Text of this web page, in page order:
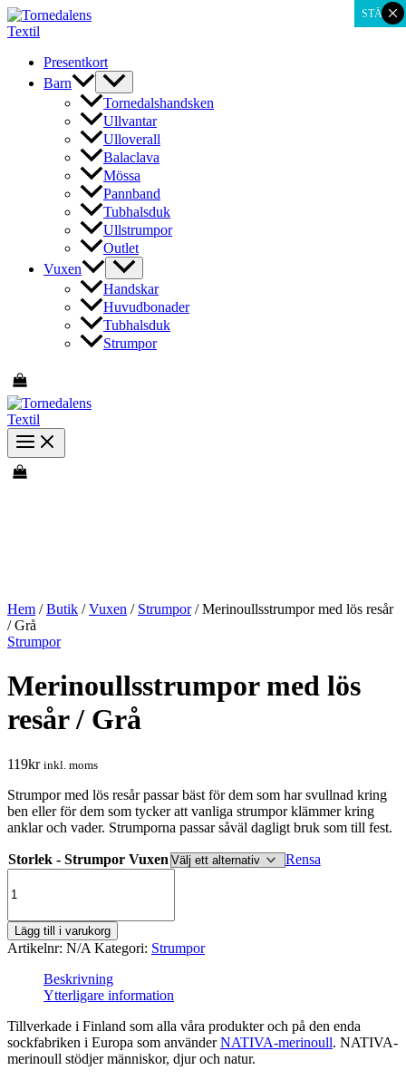
Hoppa
till
Presentkort
Barn
Tornedalshandsken
Ullvantar
Ulloverall
Balaclava
Mössa
Pannband
Tubhalsduk
Ullstrumpor
Outlet
Vuxen
Handskar
Huvudbonader
Tubhalsduk
Strumpor
Hem /Butik /Vuxen / Strumpor/ Merinoullsstrumpor med lös resår
/ Grå
Strumpor
Merinoullsstrumpor med lös
resår / Grå
119kr inkl. moms
Strumpor med lös resår passar bäst för dem som har svullnad kring
ben eller för dem som tycker att vanliga strumpor klämmer kring
anklar och vader. Strumporna passar såväl dagligt bruk som till fest.
Storlek - Strumpor Vuxen
Rensa
med
resår
/
Grå
mängd
Lägg till i varukorg
Artikelnr: N/A Kategori: Strumpor
Beskrivning
Ytterligare information
Tillverkade i Finland som alla våra produkter och på den enda
sockfabriken i Europa som använderNATIVA-merinoull. NATIVA-
merinoull stödjer människor, djur och natur.
STÄNG
×